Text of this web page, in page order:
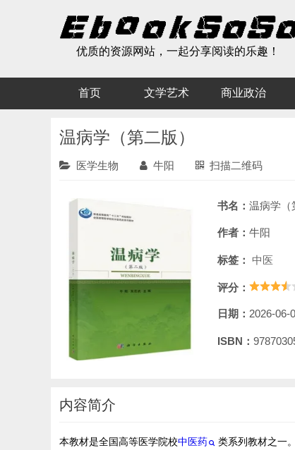
优质的资源网站，一起分享阅读的乐趣！
首页 文学艺术 商业政治
温病学（第二版）
医学生物 牛阳 扫描二维码
书名： 温病学（
作者： 牛阳
标签： 中医
评分：
日期： 2026-06-
ISBN：
内容简介
本教材是全国高等医学院校中医药 类系列教材之一